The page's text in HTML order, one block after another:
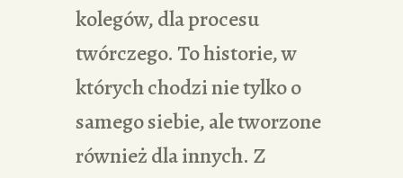
kolegów, dla procesu
twórczego. To historie, w
których chodzi nie tylko o
samego siebie, ale tworzone
również dla innych. Z